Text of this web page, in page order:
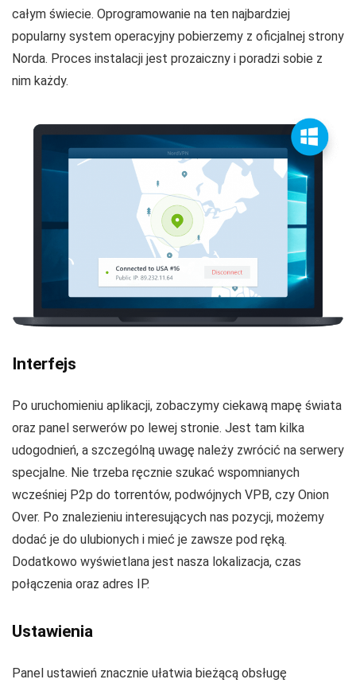
całym świecie. Oprogramowanie na ten najbardziej
popularny system operacyjny pobierzemy z oficjalnej strony
Norda. Proces instalacji jest prozaiczny i poradzi sobie z
nim każdy.
Interfejs
Po uruchomieniu aplikacji, zobaczymy ciekawą mapę świata
oraz panel serwerów po lewej stronie. Jest tam kilka
udogodnień, a szczególną uwagę należy zwrócić na serwery
specjalne. Nie trzeba ręcznie szukać wspomnianych
wcześniej P2p do torrentów, podwójnych VPB, czy Onion
Over. Po znalezieniu interesujących nas pozycji, możemy
dodać je do ulubionych i mieć je zawsze pod ręką.
Dodatkowo wyświetlana jest nasza lokalizacja, czas
połączenia oraz adres IP.
Ustawienia
Panel ustawień znacznie ułatwia bieżącą obsługę